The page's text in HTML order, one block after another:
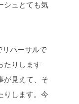
シュとても気
リハーサルで
たりします
が見えて、そ
りします。今